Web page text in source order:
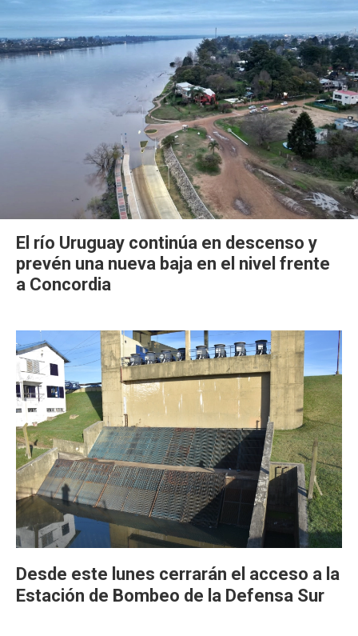
El río Uruguay continúa en descenso y
prevén una nueva baja en el nivel frente
a Concordia
Desde este lunes cerrarán el acceso a la
Estación de Bombeo de la Defensa Sur